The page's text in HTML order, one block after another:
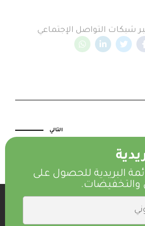
شبكات التواصل الإجتماعي
التالي
البريدية للحصول على